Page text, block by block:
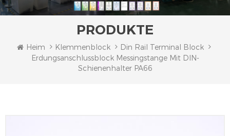
PRODUKTE
Heim Klemmenblock
Din Rail Terminal Block
Erdungsanschlussblock Messingstange Mit DIN-
Schienenhalter PA66